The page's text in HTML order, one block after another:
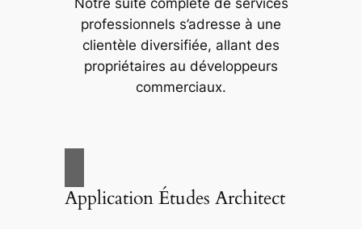
Notre suite complète de services
professionnels s’adresse à une
clientèle diversifiée, allant des
propriétaires au développeurs
commerciaux.
Application Études Architect